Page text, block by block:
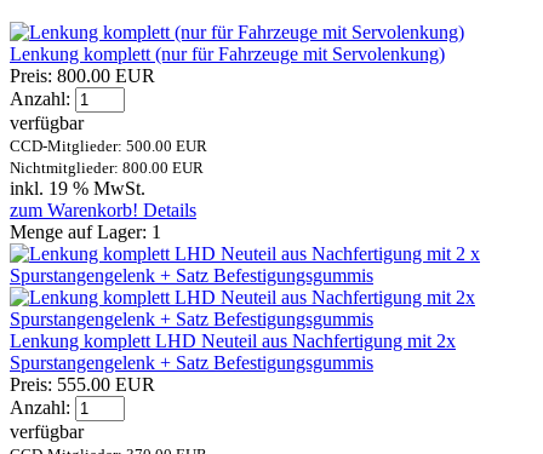
Lenkung komplett (nur für Fahrzeuge mit Servolenkung)
Preis: 800.00 EUR
Anzahl:
verfügbar
CCD-Mitglieder: 500.00 EUR
Nichtmitglieder: 800.00 EUR
inkl. 19 % MwSt.
zum Warenkorb! Details
Menge auf Lager: 1
Lenkung komplett LHD Neuteil aus Nachfertigung mit 2x
Spurstangengelenk + Satz Befestigungsgummis
Preis: 555.00 EUR
Anzahl:
verfügbar